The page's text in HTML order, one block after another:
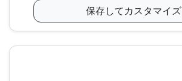
保存してカスタマイズ